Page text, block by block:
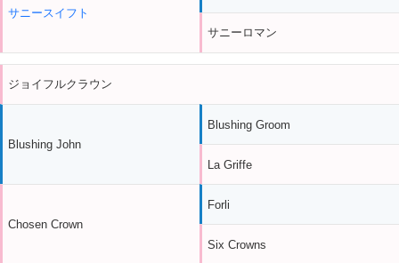
サニースイフト
サニーロマン
ジョイフルクラウン
Blushing John
Chosen Crown
Blushing Groom
La Griffe
Forli
Six Crowns